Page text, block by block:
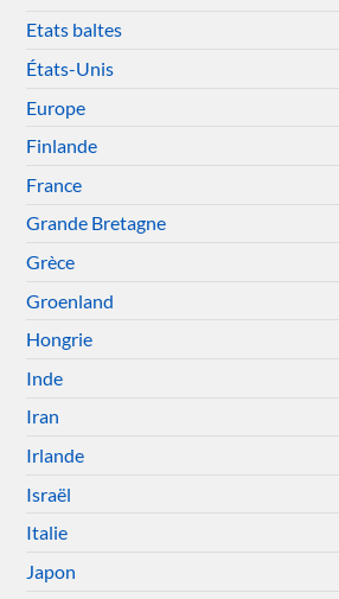
Etats baltes
États-Unis
Europe
Finlande
France
Grande Bretagne
Grèce
Groenland
Hongrie
Inde
Iran
Irlande
Israël
Italie
Japon